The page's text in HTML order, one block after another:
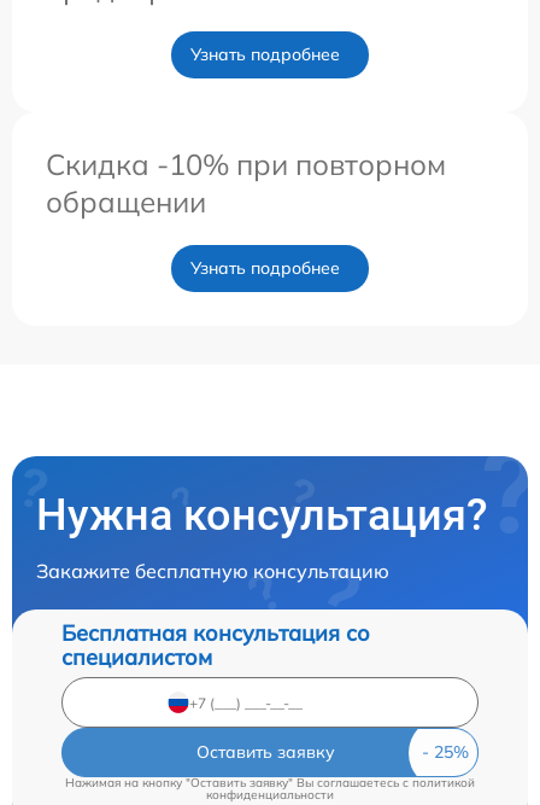
Узнать подробнее
Скидка -10% при повторном
обращении
Узнать подробнее
Нужна консультация?
Закажите бесплатную консультацию
Бесплатная консультация со
специалистом
Оставить заявку
Нажимая на кнопку "Оставить заявку" Вы соглашаетесь c политикой
конфиденциальности